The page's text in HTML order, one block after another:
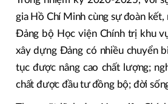
gia Hồ Chí Minh cùng sự đoàn
Đảng bộ Học viện Chính trị khu
xây dựng Đảng có nhiều chuyển
tục được nâng cao chất lượng;
chất được đầu tư đồng bộ; đời